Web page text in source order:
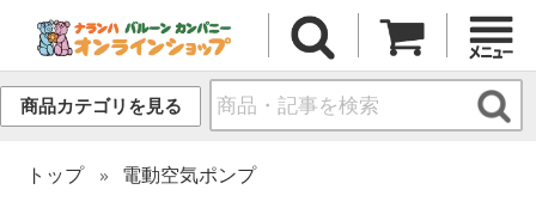
商品カテゴリを見る
トップ 電動空気ポンプ